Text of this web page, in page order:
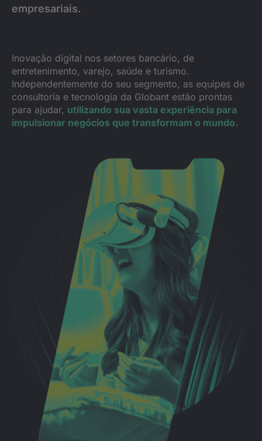
empresariais.
Inovação digital nos setores bancário, de
entretenimento, varejo, saúde e turismo.
Independentemente do seu segmento, as equipes de
consultoria e tecnologia da Globant estão prontas
para ajudar, utilizando sua vasta experiência para
impulsionar negócios que transformam o mundo.